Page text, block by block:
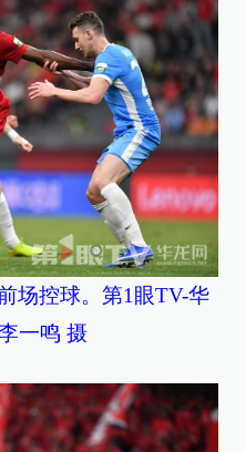
场控球。第1眼TV-华
一鸣 摄